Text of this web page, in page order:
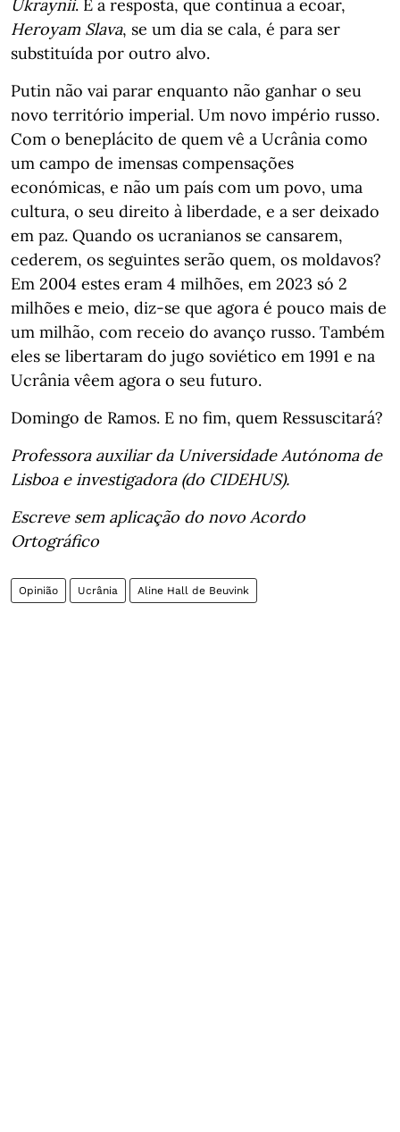
Ukraynii. E a resposta, que continua a ecoar,
Heroyam Slava, se um dia se cala, é para ser
substituída por outro alvo.
Putin não vai parar enquanto não ganhar o seu
novo território imperial. Um novo império russo.
Com o beneplácito de quem vê a Ucrânia como
um campo de imensas compensações
económicas, e não um país com um povo, uma
cultura, o seu direito à liberdade, e a ser deixado
em paz. Quando os ucranianos se cansarem,
cederem, os seguintes serão quem, os moldavos?
Em 2004 estes eram 4 milhões, em 2023 só 2
milhões e meio, diz-se que agora é pouco mais de
um milhão, com receio do avanço russo. Também
eles se libertaram do jugo soviético em 1991 e na
Ucrânia vêem agora o seu futuro.
Domingo de Ramos. E no fim, quem Ressuscitará?
Professora auxiliar da Universidade Autónoma de
Lisboa e investigadora (do CIDEHUS).
Escreve sem aplicação do novo Acordo
Ortográfico
Opinião Ucrânia Aline Hall de Beuvink